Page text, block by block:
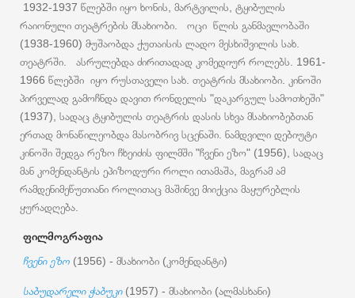
1932-1937 წლებში იყო ხონის, მარტვილის, ტყიბულის
რაიონული თეატრების მსახიობი. ოცი წლის განმავლობაში
(1938-1960) მუშაობდა ქუთაისის ლადო მესხიშვილის სახ.
თეატრში. ასრულებდა ძირითადად კომედიურ როლებს. 1961-
1966 წლებში იყო რუსთაველი სახ. თეატრის მსახიობი. კინოში
პირველად გამოჩნდა დავით რონდელის "დაკარგულ სამოთხეში"
(1937), სადაც ტყიბულის თეატრის დასის სხვა მსახიობებთან
ერთად მონაწილეობდა მასობრივ სცენაში. ნამდვილი დებიუტი
კინოში შედგა რეზო ჩხეიძის ფილმში "ჩვენი ეზო" (1956), სადაც
მან კომენდანტის ეპიზოდური როლი ითამაშა, მაგრამ ამ
რამდენიმეწუთიანი როლითაც მაშინვე მიიქცია მაყურებლის
ყურადღება.
ფილმოგრაფია
ჩვენი ეზო (1956) - მსახიობი (კომენდანტი)
საბუდარელი ჭაბუკი (1957) - მსახიობი (ალმასხანი)